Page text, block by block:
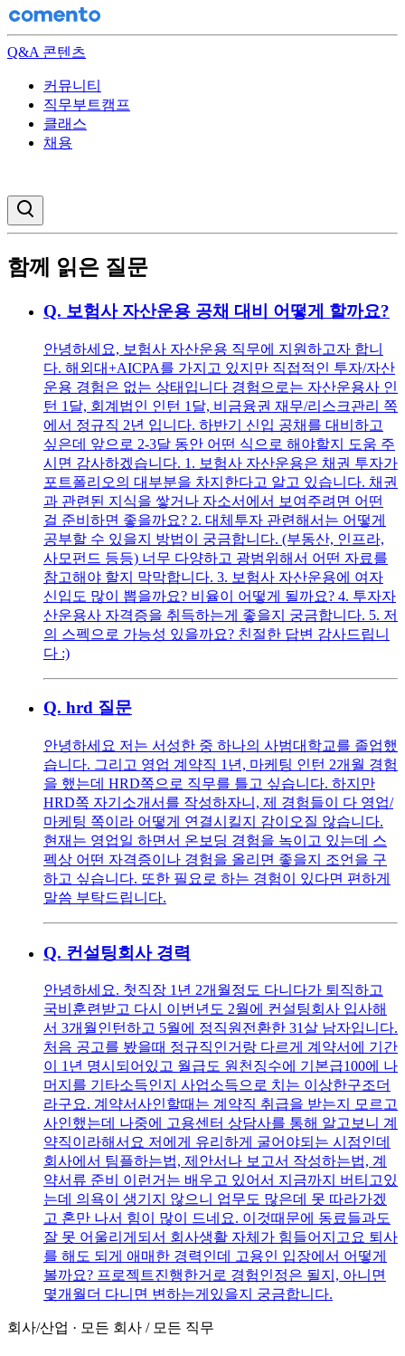
Q&A 콘텐츠
커뮤니티
직무부트캠프
클래스
채용
함께 읽은 질문
Q. 보험사 자산운용 공채 대비 어떻게 할까요?
안녕하세요, 보험사 자산운용 직무에 지원하고자 합니
다. 해외대+AICPA를 가지고 있지만 직접적인 투자/자산
운용 경험은 없는 상태입니다 경험으로는 자산운용사 인
턴 1달, 회계법인 인턴 1달, 비금융권 재무/리스크관리 쪽
에서 정규직 2년 입니다. 하반기 신입 공채를 대비하고
싶은데 앞으로 2-3달 동안 어떤 식으로 해야할지 도움 주
시면 감사하겠습니다. 1. 보험사 자산운용은 채권 투자가
포트폴리오의 대부분을 차지한다고 알고 있습니다. 채권
과 관련된 지식을 쌓거나 자소서에서 보여주려면 어떤
걸 준비하면 좋을까요? 2. 대체투자 관련해서는 어떻게
공부할 수 있을지 방법이 궁금합니다. (부동산, 인프라,
사모펀드 등등) 너무 다양하고 광범위해서 어떤 자료를
참고해야 할지 막막합니다. 3. 보험사 자산운용에 여자
신입도 많이 뽑을까요? 비율이 어떻게 될까요? 4. 투자자
산운용사 자격증을 취득하는게 좋을지 궁금합니다. 5. 저
의 스펙으로 가능성 있을까요? 친절한 답변 감사드립니
다 :)
Q. hrd 질문
안녕하세요 저는 서성한 중 하나의 사범대학교를 졸업했
습니다. 그리고 영업 계약직 1년, 마케팅 인턴 2개월 경험
을 했는데 HRD쪽으로 직무를 틀고 싶습니다. 하지만
HRD쪽 자기소개서를 작성하자니, 제 경험들이 다 영업/
마케팅 쪽이라 어떻게 연결시킬지 감이오질 않습니다.
현재는 영업일 하면서 온보딩 경험을 녹이고 있는데 스
펙상 어떤 자격증이나 경험을 올리면 좋을지 조언을 구
하고 싶습니다. 또한 필요로 하는 경험이 있다면 편하게
말씀 부탁드립니다.
Q. 컨설팅회사 경력
안녕하세요. 첫직장 1년 2개월정도 다니다가 퇴직하고
국비훈련받고 다시 이번년도 2월에 컨설팅회사 입사해
서 3개월인턴하고 5월에 정직원전환한 31살 남자입니다.
처음 공고를 봤을때 정규직인거랑 다르게 계약서에 기간
이 1년 명시되어있고 월급도 원천징수에 기본급100에 나
머지를 기타소득인지 사업소득으로 치는 이상한구조더
라구요. 계약서사인할때는 계약직 취급을 받는지 모르고
사인했는데 나중에 고용센터 상담사를 통해 알고보니 계
약직이라해서요 저에게 유리하게 굴어야되는 시점인데
회사에서 팀플하는법, 제안서나 보고서 작성하는법, 계
약서류 준비 이런거는 배우고 있어서 지금까지 버티고있
는데 의욕이 생기지 않으니 업무도 많은데 못 따라가겠
고 혼만 나서 힘이 많이 드네요. 이것때문에 동료들과도
잘 못 어울리게되서 회사생활 자체가 힘들어지고요 퇴사
를 해도 되게 애매한 경력인데 고용인 입장에서 어떻게
볼까요? 프로젝트진행한거로 경험인정은 될지, 아니면
몇개월더 다니면 변하는게있을지 궁금합니다.
회사/산업 · 모든 회사 / 모든 직무